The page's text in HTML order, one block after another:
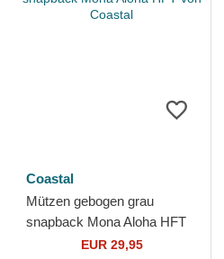
Coastal
Mützen gebogen grau
snapback Mona Aloha HFT
von CoastalEUR 29,95